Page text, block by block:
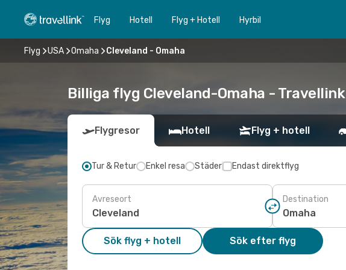
Flyg Hotell Flyg + Hotell Hyrbil
Flyg USA Omaha Cleveland - Omaha
Billiga flyg Cleveland-Omaha - Travellink
Flygresor Hotell Flyg + hotell
Tur & Retur Enkel resa Städer Endast direktflyg
Avreseort Destination
Sök flyg + hotell Sök efter flyg